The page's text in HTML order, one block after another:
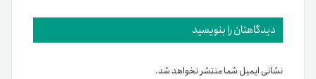
دیدگاهتان را بنویسید
نشانی ایمیل شما منتشر نخواهد شد.